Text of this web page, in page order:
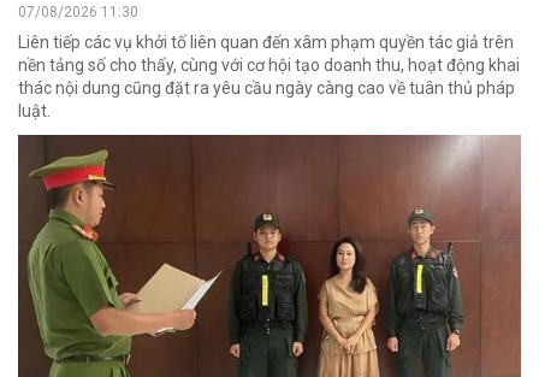
07/08/2026 11:30
Liên tiếp các vụ khởi tố liên quan đến xâm phạm quyền tác giả trên
nền tảng số cho thấy, cùng với cơ hội tạo doanh thu, hoạt động khai
thác nội dung cũng đặt ra yêu cầu ngày càng cao về tuân thủ pháp
luật.